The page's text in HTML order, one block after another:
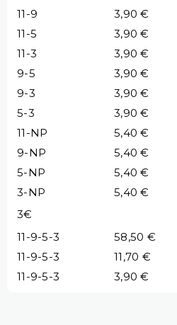
11-9
3,90 €
11-5
3,90 €
11-3
3,90 €
9-5
3,90 €
9-3
3,90 €
5-3
3,90 €
11-NP
5,40 €
9-NP
5,40 €
5-NP
5,40 €
3-NP
5,40 €
3€
11-9-5-3
58,50 €
11-9-5-3
11,70 €
11-9-5-3
3,90 €